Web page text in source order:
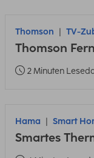
Thomson TV-
Thomson
2 Minuten
Hama Smart
Smartes